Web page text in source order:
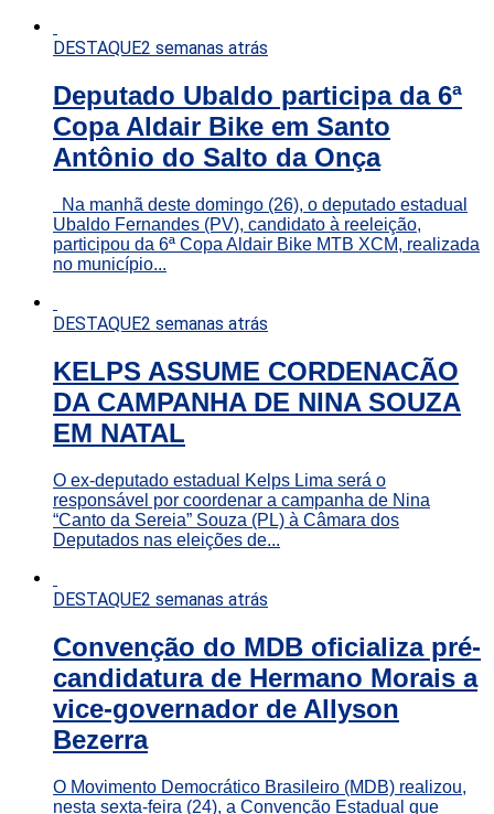
DESTAQUE2 semanas atrás
Deputado Ubaldo participa da 6ª
Copa Aldair Bike em Santo
Antônio do Salto da Onça
Na manhã deste domingo (26), o deputado estadual
Ubaldo Fernandes (PV), candidato à reeleição,
participou da 6ª Copa Aldair Bike MTB XCM, realizada
no município...
DESTAQUE2 semanas atrás
KELPS ASSUME CORDENACÃO
DA CAMPANHA DE NINA SOUZA
EM NATAL
O ex-deputado estadual Kelps Lima será o
responsável por coordenar a campanha de Nina
“Canto da Sereia” Souza (PL) à Câmara dos
Deputados nas eleições de...
DESTAQUE2 semanas atrás
Convenção do MDB oficializa pré-
candidatura de Hermano Morais a
vice-governador de Allyson
Bezerra
O Movimento Democrático Brasileiro (MDB) realizou,
nesta sexta-feira (24), a Convenção Estadual que